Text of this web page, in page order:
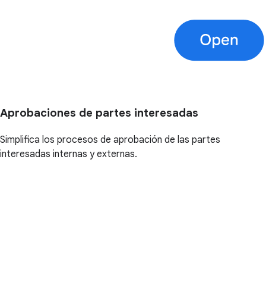
Aprobaciones de partes interesadas
Simplifica los procesos de aprobación de las partes
interesadas internas y externas.